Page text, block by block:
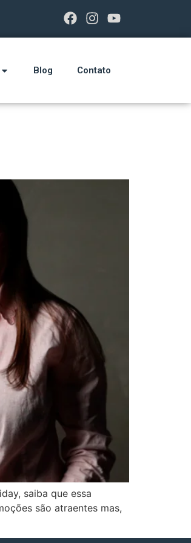
Blog Contato
saiba que essa
são atraentes mas,